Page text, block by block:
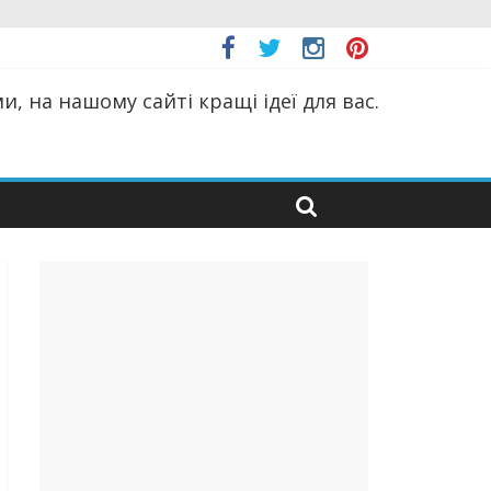
на нашому сайті кращі ідеї для вас.